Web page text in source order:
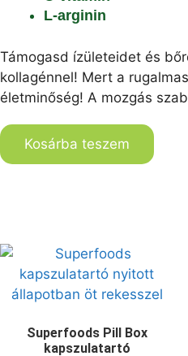
L-arginin
Támogasd ízületeidet és
kollagénnel! Mert a
életminőség! A mozgás
Kosárba teszem
Superfoods Pill Box
kapszulatartó